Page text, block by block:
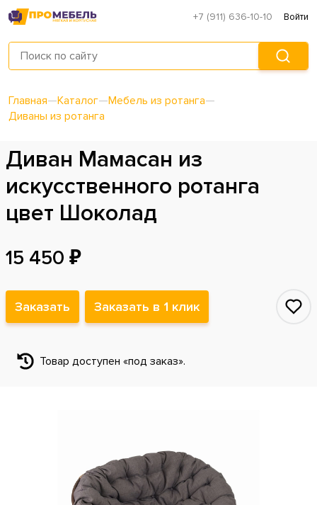
+7 (911) 636-10-10 Войти
Главная—Каталог—Мебель из ротанга—
Диваны из ротанга
Диван Мамасан из
искусственного ротанга
цвет Шоколад
15 450 ₽
Заказать Заказать в 1 клик
Товар доступен «под заказ».